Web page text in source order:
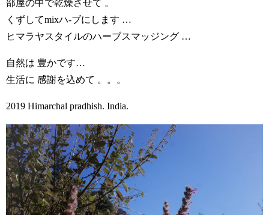
部屋の中で乾燥させて 。
くずしてmixハ-ブにします …
ヒマラヤスタイルのハーブスマッジング …
自然は 豊かです…
生活に 感謝を込めて 。。。
2019 Himarchal pradhish. India.